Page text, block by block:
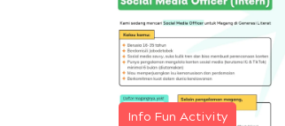
Info Fun Activity